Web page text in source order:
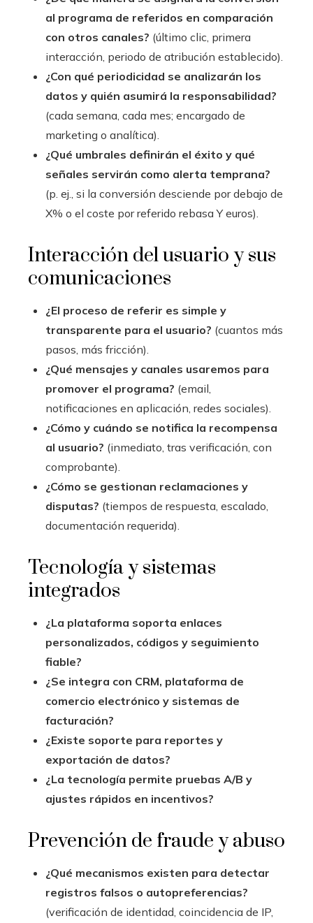
al programa de referidos en comparación
con otros canales? (último clic, primera
interacción, periodo de atribución establecido).
¿Con qué periodicidad se analizarán los
datos y quién asumirá la responsabilidad?
(cada semana, cada mes; encargado de
marketing o analítica).
¿Qué umbrales definirán el éxito y qué
señales servirán como alerta temprana?
(p. ej., si la conversión desciende por debajo de
X% o el coste por referido rebasa Y euros).
Interacción del usuario y sus
comunicaciones
¿El proceso de referir es simple y
transparente para el usuario? (cuantos más
pasos, más fricción).
¿Qué mensajes y canales usaremos para
promover el programa? (email,
notificaciones en aplicación, redes sociales).
¿Cómo y cuándo se notifica la recompensa
al usuario? (inmediato, tras verificación, con
comprobante).
¿Cómo se gestionan reclamaciones y
disputas? (tiempos de respuesta, escalado,
documentación requerida).
Tecnología y sistemas
integrados
¿La plataforma soporta enlaces
personalizados, códigos y seguimiento
fiable?
¿Se integra con CRM, plataforma de
comercio electrónico y sistemas de
facturación?
¿Existe soporte para reportes y
exportación de datos?
¿La tecnología permite pruebas A/B y
ajustes rápidos en incentivos?
Prevención de fraude y abuso
¿Qué mecanismos existen para detectar
registros falsos o autopreferencias?
(verificación de identidad, coincidencia de IP,